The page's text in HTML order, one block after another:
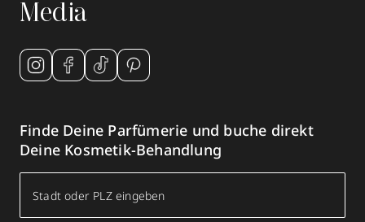
Media
Finde Deine Parfümerie und buche direkt
Deine Kosmetik-Behandlung